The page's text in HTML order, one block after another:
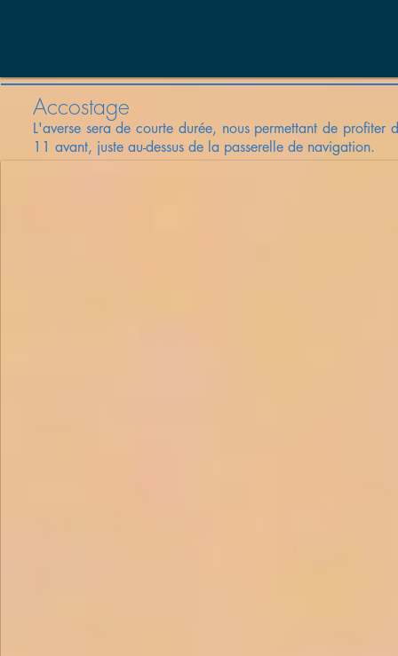
Accostage
L'averse sera de courte durée, nous permettant de
11 avant, juste au-dessus de la passerelle de navigation.